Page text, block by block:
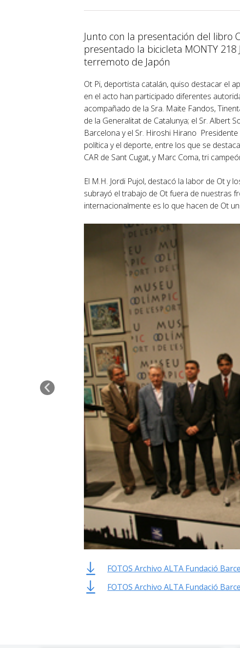
Junto con la presentación del libro
presentado la bicicleta MONTY
terremoto de Japón
Ot Pi, deportista catalán, quiso destacar el
en el acto han participado diferentes
acompañado de la Sra. Maite Fandos,
de la Generalitat de Catalunya; el Sr. Albert
Barcelona y el Sr. Hiroshi Hirano
política y el deporte, entre los que se
CAR de Sant Cugat, y Marc Coma, tri
El M.H. Jordi Pujol, destacó la labor de Ot y
subrayó el trabajo de Ot fuera de nuestras
internacionalmente es lo que hacen de Ot
FOTOS Archivo ALTA Fundació
FOTOS Archivo ALTA Fundació